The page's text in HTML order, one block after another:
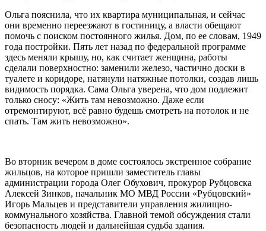
Ольга пояснила, что их квартира муниципальная, и сейчас
они временно переезжают в гостиницу, а власти обещают
помочь с поиском постоянного жилья. Дом, по ее словам, 1949
года постройки. Пять лет назад по федеральной программе
здесь меняли крышу, но, как считает женщина, работы
сделали поверхностно: заменили железо, частично доски в
туалете и коридоре, натянули натяжные потолки, создав лишь
видимость порядка. Сама Ольга уверена, что дом подлежит
только сносу: «Жить там невозможно. Даже если
отремонтируют, всё равно будешь смотреть на потолок и не
спать. Там жить невозможно».
Во вторник вечером в доме состоялось экстренное собрание
жильцов, на которое пришли заместитель главы
администрации города Олег Обухович, прокурор Рубцовска
Алексей Зинков, начальник МО МВД России «Рубцовский»
Игорь Мальцев и представители управления жилищно-
коммунального хозяйства. Главной темой обсуждения стали
безопасность людей и дальнейшая судьба здания.